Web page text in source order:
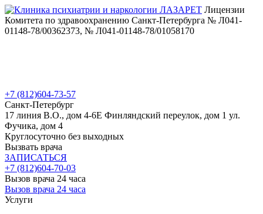
Лицензии
Комитета по здравоохранению Санкт-Петербурга № Л041-
01148-78/00362373, № Л041-01148-78/01058170
+7 (812)604-73-57
Санкт-Петербург
17 линия В.О., дом 4-6Е Финляндский переулок, дом 1 ул.
Фучика, дом 4
Круглосуточно без выходных
Вызвать врача
ЗАПИСАТЬСЯ
+7 (812)604-70-03
Вызов врача 24 часа
Вызов врача 24 часа
Услуги